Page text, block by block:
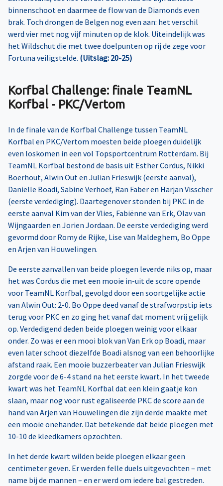
binnenschoot en daarmee de flow van de Diamonds even
brak. Toch drongen de Belgen nog even aan: het verschil
werd vier met nog vijf minuten op de klok. Uiteindelijk was
het Wildschut die met twee doelpunten op rij de zege voor
Fortuna veiligstelde. (Uitslag: 20-25)
Korfbal Challenge: finale TeamNL
Korfbal - PKC/Vertom
In de finale van de Korfbal Challenge tussen TeamNL
Korfbal en PKC/Vertom moesten beide ploegen duidelijk
even loskomen in een vol Topsportcentrum Rotterdam. Bij
TeamNL Korfbal bestond de basis uit Esther Cordus, Nikki
Boerhout, Alwin Out en Julian Frieswijk (eerste aanval),
Daniëlle Boadi, Sabine Verhoef, Ran Faber en Harjan Visscher
(eerste verdediging). Daartegenover stonden bij PKC in de
eerste aanval Kim van der Vlies, Fabiënne van Erk, Olav van
Wijngaarden en Jorien Jordaan. De eerste verdediging werd
gevormd door Romy de Rijke, Lise van Maldeghem, Bo Oppe
en Arjen van Houwelingen.
De eerste aanvallen van beide ploegen leverde niks op, maar
het was Cordus die met een mooie in-uit de score opende
voor TeamNL Korfbal, gevolgd door een soortgelijke actie
van Alwin Out: 2-0. Bo Oppe deed vanaf de strafworpstip iets
terug voor PKC en zo ging het vanaf dat moment vrij gelijk
op. Verdedigend deden beide ploegen weinig voor elkaar
onder. Zo was er een mooi blok van Van Erk op Boadi, maar
even later schoot diezelfde Boadi alsnog van een behoorlijke
afstand raak. Een mooie buzzerbeater van Julian Frieswijk
zorgde voor de 6-4 stand na het eerste kwart. In het tweede
kwart was het TeamNL Korfbal dat een klein gaatje kon
slaan, maar nog voor rust egaliseerde PKC de score aan de
hand van Arjen van Houwelingen die zijn derde maakte met
een mooie onehander. Dat betekende dat beide ploegen met
10-10 de kleedkamers opzochten.
In het derde kwart wilden beide ploegen elkaar geen
centimeter geven. Er werden felle duels uitgevochten – met
name bij de mannen – en er werd om iedere bal gestreden.